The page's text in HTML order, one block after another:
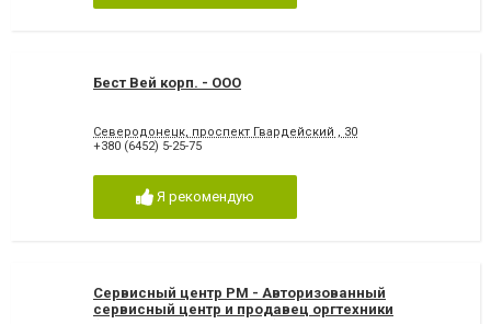
Бест Вей корп. - ООО
Северодонецк, проспект Гвардейский , 30
+380 (6452) 5-25-75
Я рекомендую
Сервисный центр РМ - Авторизованный
сервисный центр и продавец оргтехники